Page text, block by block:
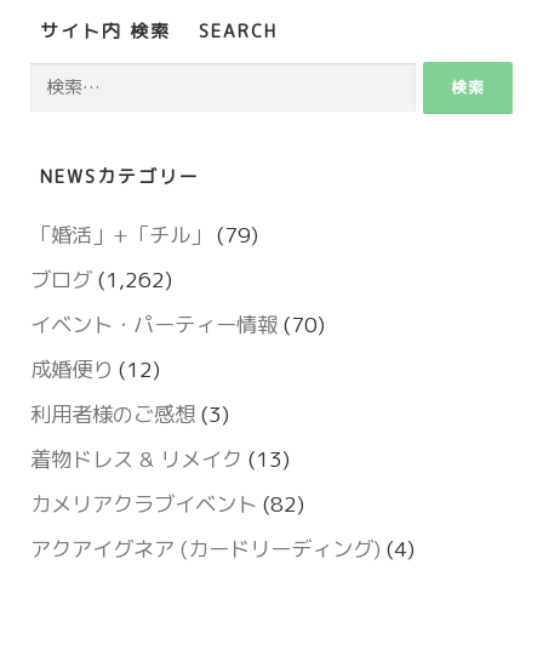
サイト内 検索 SEARCH
検
NEWSカテゴリー
「婚活」+「チル」 (79)
ブログ (1,262)
イベント・パーティー情報 (70)
成婚便り (12)
利用者様のご感想 (3)
着物ドレス & リメイク (13)
カメリアクラブイベント (82)
アクアイグネア (カードリーディング) (4)